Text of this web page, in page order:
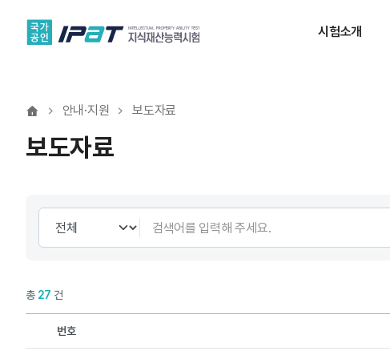
시험소개
안내·지원 보도자료
보도자료
총 27 건
번호